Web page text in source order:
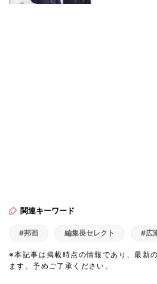
関連キーワード
#邦画 編集長セレクト #広
※本記事は掲載時点の情報であり、最新
ます。予めご了承ください。